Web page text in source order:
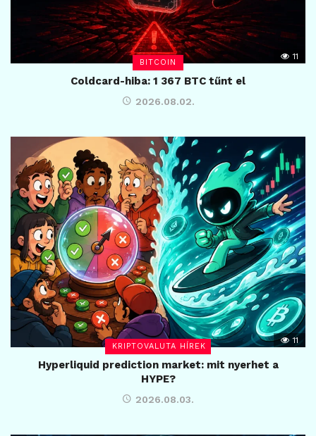
BITCOIN
11
Coldcard-hiba: 1 367 BTC tűnt el
2026.08.02.
KRIPTOVALUTA HÍREK
11
Hyperliquid prediction market: mit nyerhet a
HYPE?
2026.08.03.